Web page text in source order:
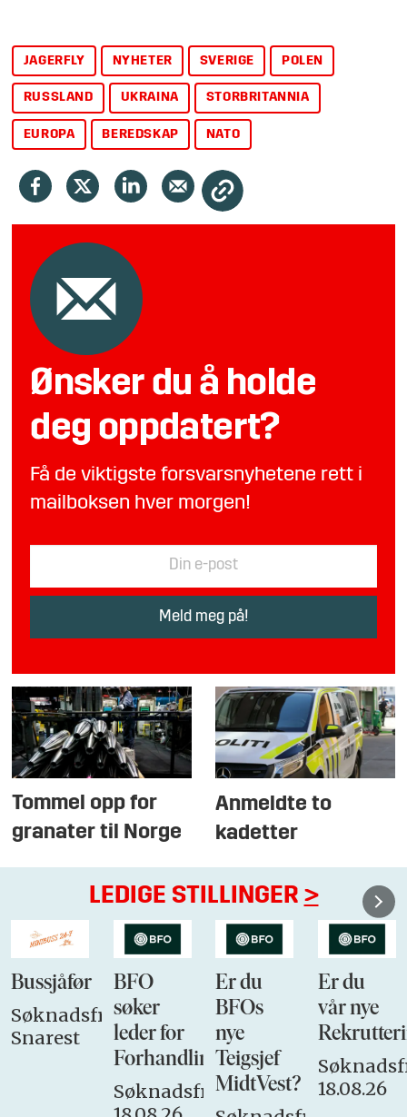
JAGERFLY NYHETER SVERIGE POLEN
RUSSLAND UKRAINA STORBRITANNIA
EUROPA BEREDSKAP NATO
Ønsker du å holde
deg oppdatert?
Få de viktigste forsvarsnyhetene rett i
mailboksen hver morgen!
Tommel opp for
granater til Norge
Anmeldte to
kadetter
LEDIGE STILLINGER >
Bussjåfør
Søknadsfrist:
Snarest
BFO
søker
leder for
Forhandlingsutvalget
Søknadsfrist:
Er du
BFOs
nye
Teigsjef
MidtVest?
Er du
vår nye
18.08.26